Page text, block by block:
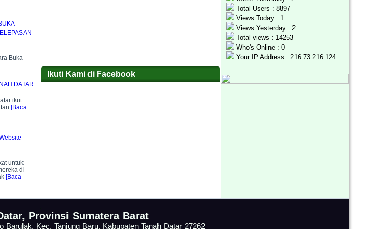
Buka
DATAR
ikut
[Baca
untuk
di
[Baca
Ikuti Kami di Facebook
Total Users : 8897
Views Today : 1
Views Yesterday : 2
Total views : 14253
Who's Online : 0
Your IP Address : 216.73.216.124
Provinsi Sumatera Barat
Barulak, Kec. Tanjung Baru, Kabupaten Tanah Datar 27262